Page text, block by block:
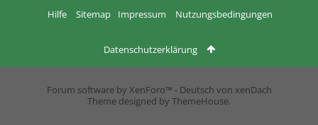
Hilfe Sitemap Impressum Nutzungsbedingungen
Datenschutzerklärung
Forum software by XenForo™ - Deutsch von xenDach
Theme designed by ThemeHouse.